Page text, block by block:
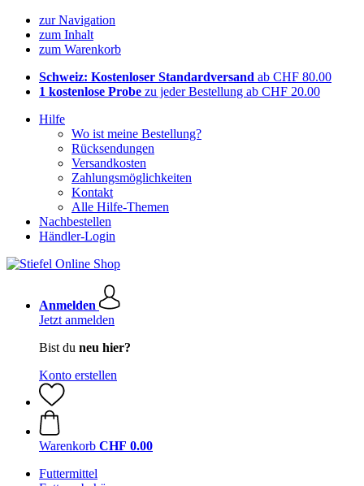
zur Navigation
zum Inhalt
zum Warenkorb
Schweiz: Kostenloser Standardversand ab CHF 80.00
1 kostenlose Probe zu jeder Bestellung ab CHF 20.00
Hilfe
Wo ist meine Bestellung?
Rücksendungen
Versandkosten
Zahlungsmöglichkeiten
Kontakt
Alle Hilfe-Themen
Nachbestellen
Händler-Login
Anmelden
Jetzt anmelden
Bist du neu hier?
Konto erstellen
Warenkorb CHF 0.00
Futtermittel